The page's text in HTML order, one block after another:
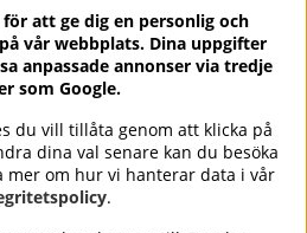
del av nyheter och
på⭐ Trustpilot
att ge dig en personlig och
vår webbplats. Dina uppgifter
anpassade annonser via tredje
som Google.
du vill tillåta genom att klicka på
dina val senare kan du besöka
mer om hur vi hanterar data i vår
.